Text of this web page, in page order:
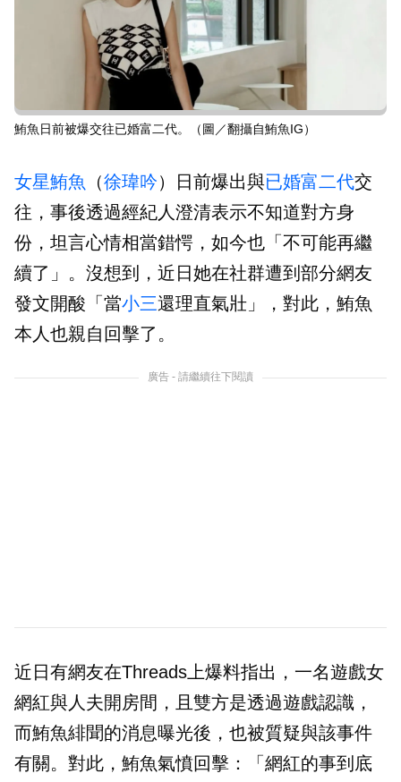
鮪魚日前被爆交往已婚富二代。（圖／翻攝自鮪魚IG）
女星鮪魚 （徐瑋吟）日前爆出與已婚富二代交
往，事後透過經紀人澄清表示不知道對方身
份，坦言心情相當錯愕，如今也「不可能再繼
續了」。沒想到，近日她在社群遭到部分網友
發文開酸「當小三還理直氣壯」，對此，鮪魚
本人也親自回擊了。
廣告 - 請繼續往下閱讀
近日有網友在Threads上爆料指出，一名遊戲女
網紅與人夫開房間，且雙方是透過遊戲認識，
而鮪魚緋聞的消息曝光後，也被質疑與該事件
有關。對此，鮪魚氣憤回擊：「網紅的事到底